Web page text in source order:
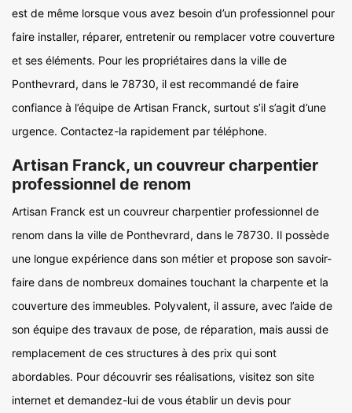
est de même lorsque vous avez besoin d’un professionnel pour
faire installer, réparer, entretenir ou remplacer votre couverture
et ses éléments. Pour les propriétaires dans la ville de
Ponthevrard, dans le 78730, il est recommandé de faire
confiance à l’équipe de Artisan Franck, surtout s’il s’agit d’une
urgence. Contactez-la rapidement par téléphone.
Artisan Franck, un couvreur charpentier
professionnel de renom
Artisan Franck est un couvreur charpentier professionnel de
renom dans la ville de Ponthevrard, dans le 78730. Il possède
une longue expérience dans son métier et propose son savoir-
faire dans de nombreux domaines touchant la charpente et la
couverture des immeubles. Polyvalent, il assure, avec l’aide de
son équipe des travaux de pose, de réparation, mais aussi de
remplacement de ces structures à des prix qui sont
abordables. Pour découvrir ses réalisations, visitez son site
internet et demandez-lui de vous établir un devis pour